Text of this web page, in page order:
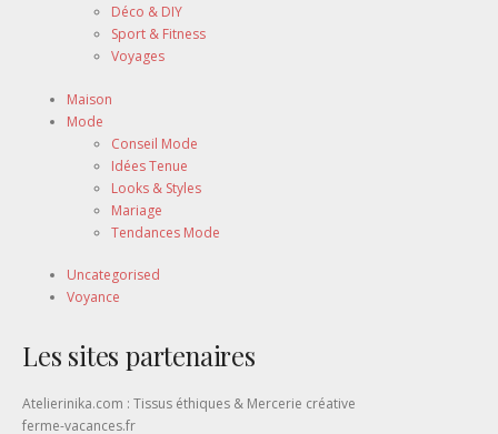
Déco & DIY
Sport & Fitness
Voyages
Maison
Mode
Conseil Mode
Idées Tenue
Looks & Styles
Mariage
Tendances Mode
Uncategorised
Voyance
Les sites partenaires
Atelierinika.com : Tissus éthiques & Mercerie créative
ferme-vacances.fr